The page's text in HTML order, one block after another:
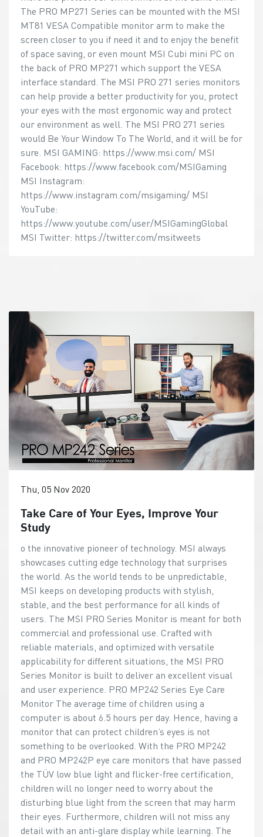
The PRO MP271 Series can be mounted with the MSI
MT81 VESA Compatible monitor arm to make the
screen closer to you if need it and to enjoy the benefit
of space saving, or even mount MSI Cubi mini PC on
the back of PRO MP271 which support the VESA
interface standard. The MSI PRO 271 series monitors
can help provide a better productivity for you, protect
your eyes with the most ergonomic way and protect
our environment as well. The MSI PRO 271 series
would Be Your Window To The World, and it will be for
sure. MSI GAMING: https://www.msi.com/ MSI
Facebook: https://www.facebook.com/MSIGaming
MSI Instagram:
https://www.instagram.com/msigaming/ MSI
YouTube:
https://www.youtube.com/user/MSIGamingGlobal
MSI Twitter: https://twitter.com/msitweets
Thu, 05 Nov 2020
Take Care of Your Eyes, Improve Your
Study
o the innovative pioneer of technology. MSI always
showcases cutting edge technology that surprises
the world. As the world tends to be unpredictable,
MSI keeps on developing products with stylish,
stable, and the best performance for all kinds of
users. The MSI PRO Series Monitor is meant for both
commercial and professional use. Crafted with
reliable materials, and optimized with versatile
applicability for different situations, the MSI PRO
Series Monitor is built to deliver an excellent visual
and user experience. PRO MP242 Series Eye Care
Monitor The average time of children using a
computer is about 6.5 hours per day. Hence, having a
monitor that can protect children’s eyes is not
something to be overlooked. With the PRO MP242
and PRO MP242P eye care monitors that have passed
the TÜV low blue light and flicker-free certification,
children will no longer need to worry about the
disturbing blue light from the screen that may harm
their eyes. Furthermore, children will not miss any
detail with an anti-glare display while learning. The